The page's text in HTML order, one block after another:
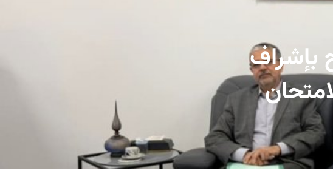
بإشراف